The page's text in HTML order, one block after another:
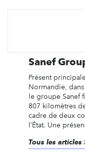
Sanef
Présent
Normandie,
le groupe Sanef
807 kilomètres
cadre de deux
l’État. Une
Tous les articles